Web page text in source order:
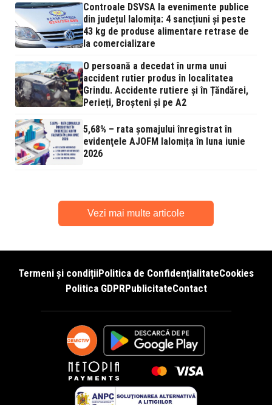
Controale DSVSA la evenimente publice
din județul Ialomița: 4 sancțiuni și peste
43 kg de produse alimentare retrase de
la comercializare
O persoană a decedat în urma unui
accident rutier produs în localitatea
Grindu. Accidente rutiere și în Țăndărei,
Perieți, Broșteni și pe A2
5,68% – rata şomajului înregistrat în
evidenţele AJOFM Ialomița în luna iunie
2026
Vezi mai multe articole
Termeni și condițiiPolitica de ConfidențialitateCookies
Politica GDPRPublicitateContact